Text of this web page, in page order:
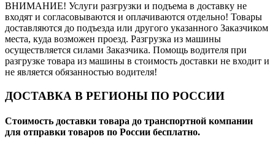
ВНИМАНИЕ! Услуги разгрузки и подъема в доставку не
входят и согласовываются и оплачиваются отдельно! Товары
доставляются до подъезда или другого указанного Заказчиком
места, куда возможен проезд. Разгрузка из машины
осуществляется силами Заказчика. Помощь водителя при
разгрузке товара из машины в стоимость доставки не входит и
не является обязанностью водителя!
ДОСТАВКА В РЕГИОНЫ ПО РОССИИ
Стоимость доставки товара до транспортной компании
для отправки товаров по России бесплатно.